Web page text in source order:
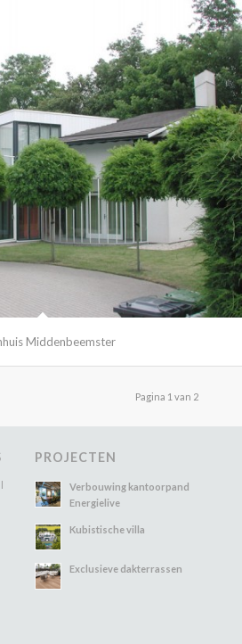
Middenbeemster
Pagina 1 van 2
PROJECTEN
Verbouwing kantoorpand
Energielive
Kubistische villa
Exclusieve dakterrassen